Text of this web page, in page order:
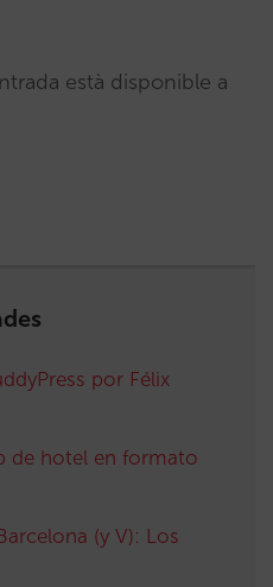
està disponible a
por Félix
de hotel en formato
(y V): Los